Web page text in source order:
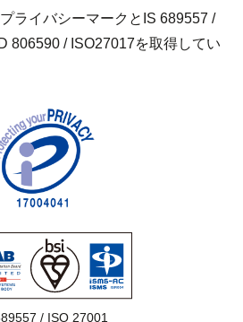
ライバシーマークとIS 689557 /
806590 / ISO27017を取得してい
/ ISO 27001